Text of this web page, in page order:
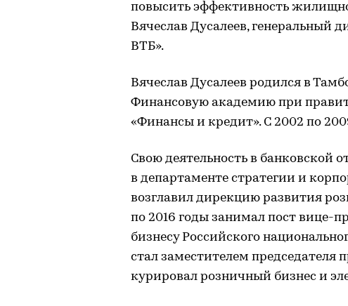
повысить эффективность
Вячеслав Дусалеев,
ВТБ».
Вячеслав Дусалеев родился в
Финансовую академию при
«Финансы и кредит». С 2002 по
Свою деятельность в банковской
в департаменте стратегии и
возглавил дирекцию развития
по 2016 годы занимал пост вице-
бизнесу Российского
стал заместителем председателя
курировал розничный бизнес и